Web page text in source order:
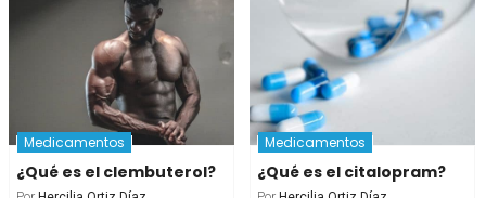
Medicamentos
¿Qué es el clembuterol?
Medicamentos
¿Qué es el citalopram?